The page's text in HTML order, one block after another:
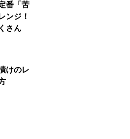
番「苦
ンジ！
さん
けのレ